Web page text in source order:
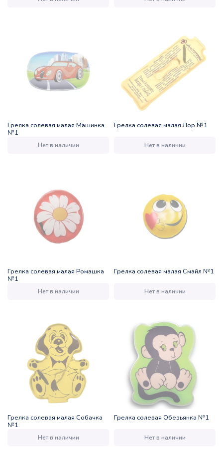
Грелка солевая малая Машинка
№1
Нет в наличии
Грелка солевая малая Лор №1
Нет в наличии
Грелка солевая малая Ромашка
№1
Нет в наличии
Грелка солевая малая Смайл №1
Нет в наличии
Грелка солевая малая Собачка
№1
Нет в наличии
Грелка солевая Обезьянка №1
Нет в наличии